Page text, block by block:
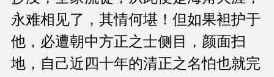
永难相见了，其情何堪！但如果袒护于
他，必遭朝中方正之士侧目，颜面扫
地，自己近四十年的清正之名怕也就完